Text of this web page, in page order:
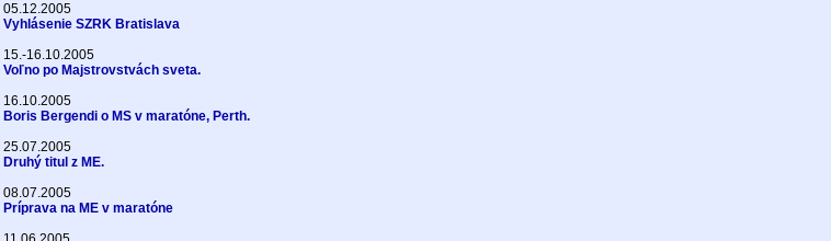
05.12.2005
Vyhlásenie SZRK Bratislava
15.-16.10.2005
Voľno po Majstrovstvách sveta.
16.10.2005
Boris Bergendi o MS v maratóne, Perth.
25.07.2005
Druhý titul z ME.
08.07.2005
Príprava na ME v maratóne